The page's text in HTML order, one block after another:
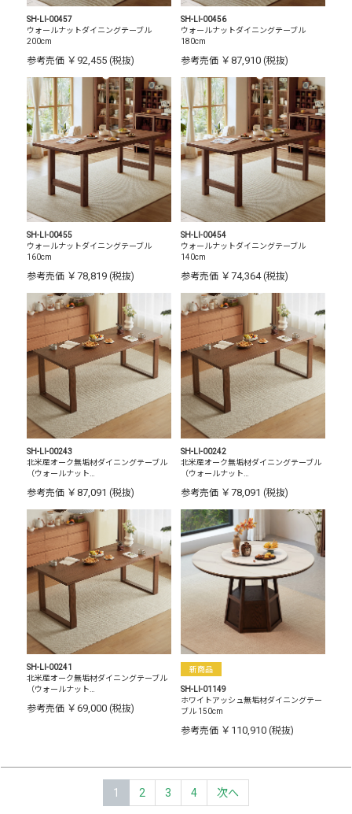
SH-LI-00457
ウォールナットダイニングテーブル
200cm
参考売価 ￥92,455 (税抜)
SH-LI-00456
ウォールナットダイニングテーブル
180cm
参考売価 ￥87,910 (税抜)
SH-LI-00455
ウォールナットダイニングテーブル
160cm
参考売価 ￥78,819 (税抜)
SH-LI-00454
ウォールナットダイニングテーブル
140cm
参考売価 ￥74,364 (税抜)
SH-LI-00243
北米産オーク無垢材ダイニングテーブル
（ウォールナット…
参考売価 ￥87,091 (税抜)
SH-LI-00242
北米産オーク無垢材ダイニングテーブル
（ウォールナット…
参考売価 ￥78,091 (税抜)
SH-LI-00241
北米産オーク無垢材ダイニングテーブル
（ウォールナット…
参考売価 ￥69,000 (税抜)
新商品
SH-LI-01149
ホワイトアッシュ無垢材ダイニングテー
ブル 150cm
参考売価 ￥110,910 (税抜)
1 2 3 4 次へ